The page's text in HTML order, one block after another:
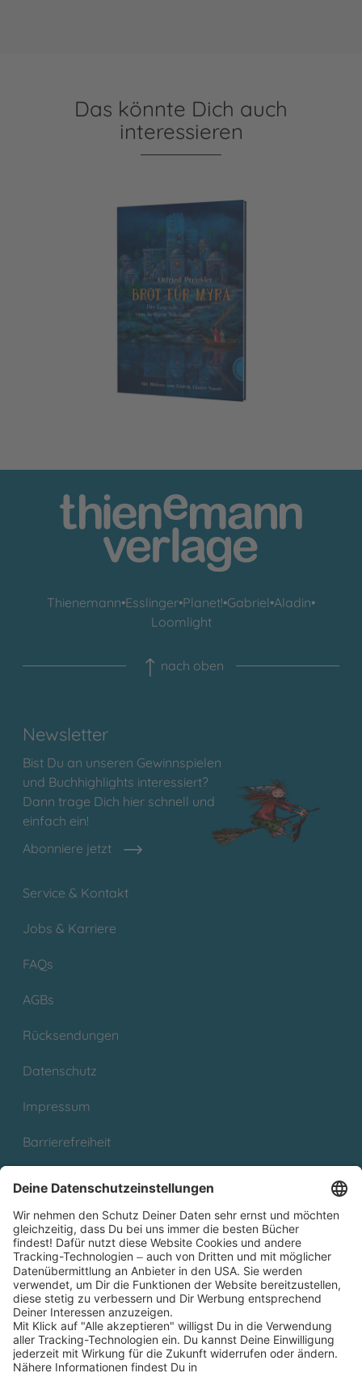
Das könnte Dich auch
interessieren
Thienemann•Esslinger•Planet!•Gabriel•Aladin•
Loomlight
nach oben
Newsletter
Bist Du an unseren Gewinnspielen
und Buchhighlights interessiert?
Dann trage Dich hier schnell und
einfach ein!
Abonniere jetzt
Service & Kontakt
Jobs & Karriere
FAQs
AGBs
Rücksendungen
Datenschutz
Impressum
Barrierefreiheit
Partnerprogramm (Affiliate)
Folge uns auf
* Versandkostenfrei ab 9,00 € Bestellwert innerhalb